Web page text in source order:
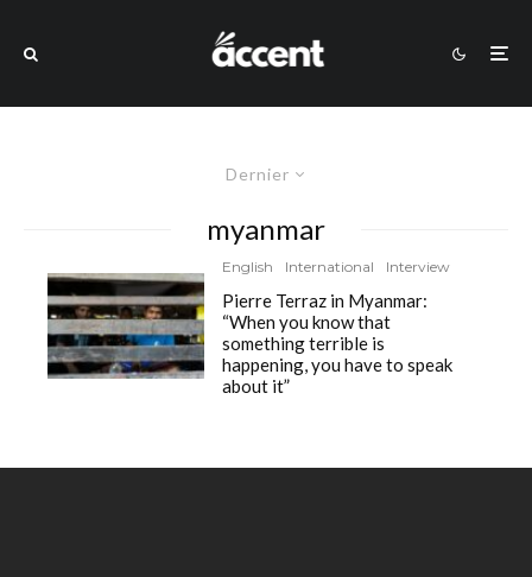
Dernier
myanmar
English International Interview
Pierre Terraz in Myanmar:
“When you know that
something terrible is
happening, you have to speak
about it”